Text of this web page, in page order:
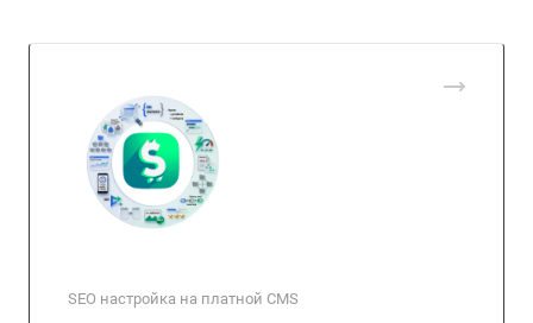
SEO настройка на платной CMS